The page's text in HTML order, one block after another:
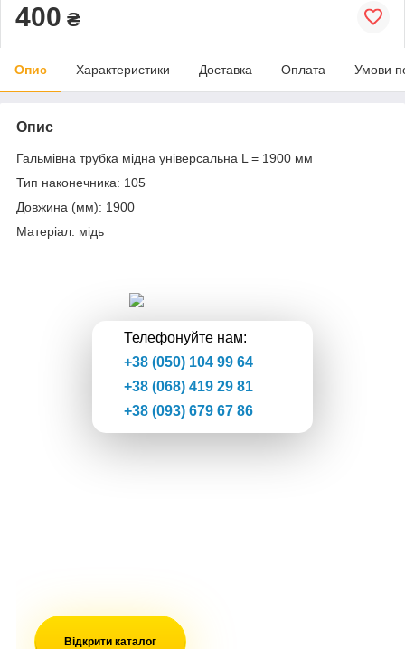
400 ₴
Опис Характеристики Доставка Оплата Умови
Опис
Гальмівна трубка мідна універсальна L = 1900 мм
Тип наконечника: 105
Довжина (мм): 1900
Матеріал: мідь
Телефонуйте нам:
+38 (050) 104 99 64
+38 (068) 419 29 81
+38 (093) 679 67 86
Відкрити каталог